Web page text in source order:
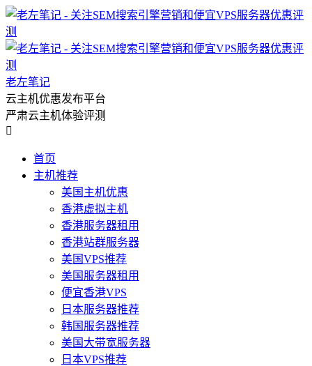
老左笔记
云主机优惠发布平台
严肃云主机体验评测

首页
主机推荐
美国主机优惠
香港虚拟主机
香港服务器租用
香港站群服务器
美国VPS推荐
美国服务器租用
便宜香港VPS
日本服务器推荐
韩国服务器推荐
美国大带宽服务器
日本VPS推荐